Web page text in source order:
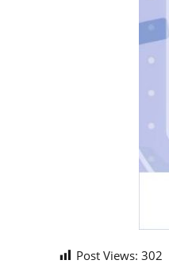
Post Views: 302